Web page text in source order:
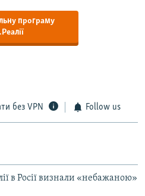
програму
без VPN Follow us
в Росії визнали «небажаною»